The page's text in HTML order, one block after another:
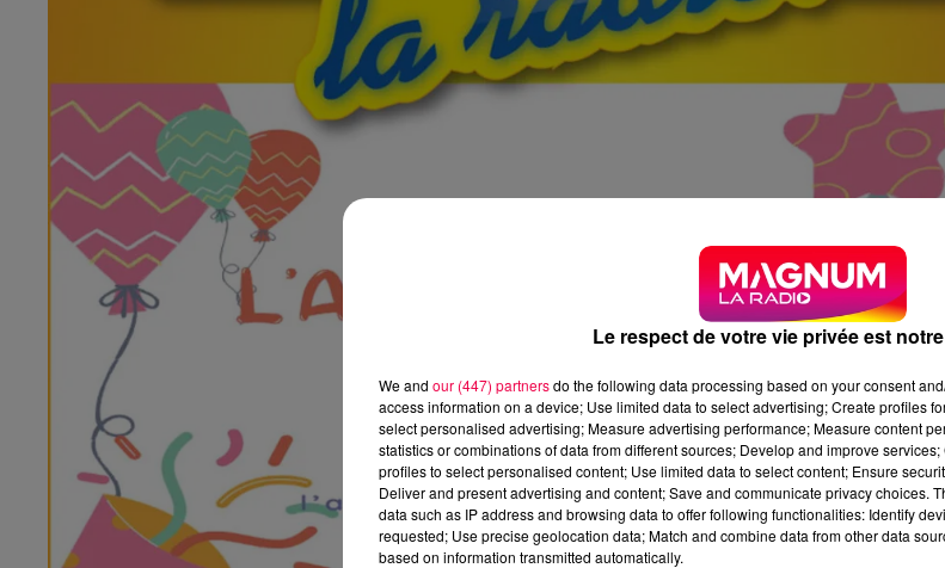
Le respect de votre vie privée est
We and our (447) partnersdo the following data processing based on your consent
access information on a device; Use limited data to select advertising; Create profiles
select personalised advertising; Measure advertising performance; Measure content
statistics or combinations of data from different sources; Develop and improve
profiles to select personalised content; Use limited data to select content; Ensure
Deliver and present advertising and content; Save and communicate privacy choices.
data such as IP address and browsing data to offer following functionalities: Identify
requested; Use precise geolocation data; Match and combine data from other data
based on information transmitted automatically.